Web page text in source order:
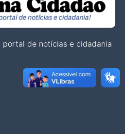
portal de notícias e cidadania